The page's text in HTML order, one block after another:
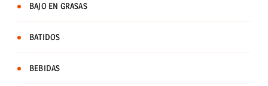
BAJO EN GRASAS
BATIDOS
BEBIDAS